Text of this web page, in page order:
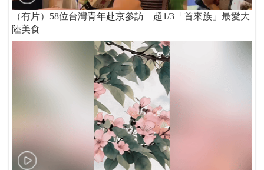
（有片）58位台灣青年赴京參訪 超1/3「首來族」最愛大
陸美食